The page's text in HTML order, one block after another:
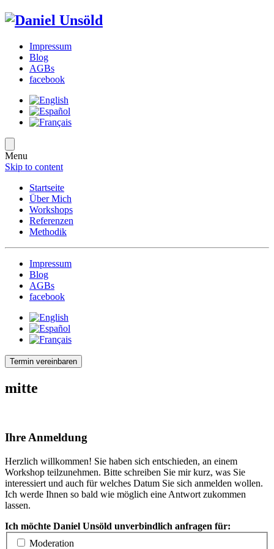
Impressum
Blog
AGBs
facebook
Menu
Skip to content
Startseite
Über Mich
Workshops
Referenzen
Methodik
Impressum
Blog
AGBs
facebook
Termin vereinbaren
mitte
Ihre Anmeldung
Herzlich willkommen! Sie haben sich entschieden, an einem
Workshop teilzunehmen. Bitte schreiben Sie mir kurz, was Sie
interessiert und auch für welches Datum Sie sich anmelden wollen.
Ich werde Ihnen so bald wie möglich eine Antwort zukommen
lassen.
Ich möchte Daniel Unsöld unverbindlich anfragen für:
Moderation